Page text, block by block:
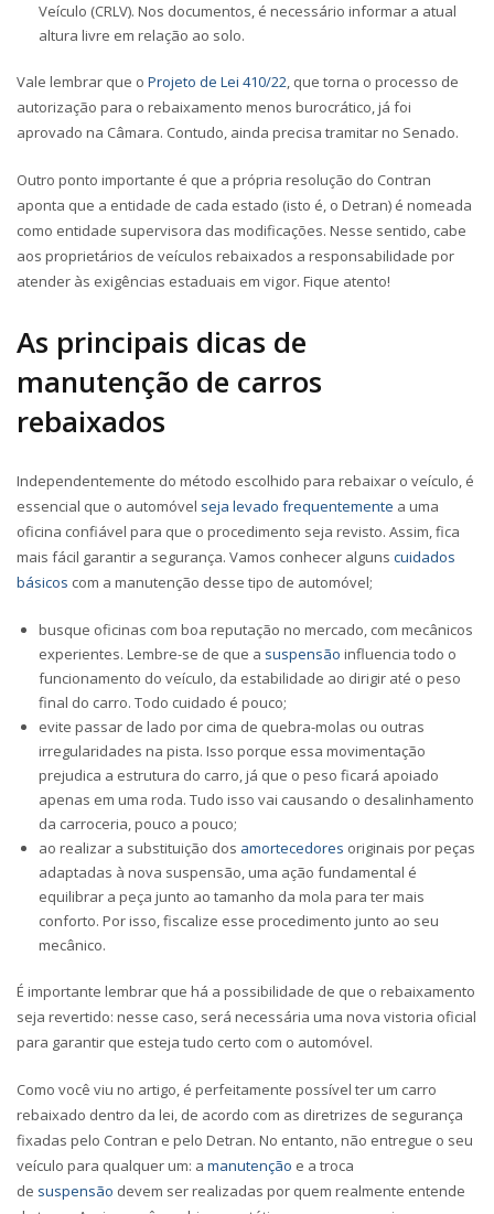
Veículo (CRLV). Nos documentos, é necessário informar a atual
altura livre em relação ao solo.
Vale lembrar que o Projeto de Lei 410/22, que torna o processo de
autorização para o rebaixamento menos burocrático, já foi
aprovado na Câmara. Contudo, ainda precisa tramitar no Senado.
Outro ponto importante é que a própria resolução do Contran
aponta que a entidade de cada estado (isto é, o Detran) é nomeada
como entidade supervisora das modificações. Nesse sentido, cabe
aos proprietários de veículos rebaixados a responsabilidade por
atender às exigências estaduais em vigor. Fique atento!
As principais dicas de
manutenção de carros
rebaixados
Independentemente do método escolhido para rebaixar o veículo, é
essencial que o automóvel seja levado frequentemente a uma
oficina confiável para que o procedimento seja revisto. Assim, fica
mais fácil garantir a segurança. Vamos conhecer alguns cuidados
básicos com a manutenção desse tipo de automóvel;
busque oficinas com boa reputação no mercado, com mecânicos
experientes. Lembre-se de que a suspensão influencia todo o
funcionamento do veículo, da estabilidade ao dirigir até o peso
final do carro. Todo cuidado é pouco;
evite passar de lado por cima de quebra-molas ou outras
irregularidades na pista. Isso porque essa movimentação
prejudica a estrutura do carro, já que o peso ficará apoiado
apenas em uma roda. Tudo isso vai causando o desalinhamento
da carroceria, pouco a pouco;
ao realizar a substituição dos amortecedores originais por peças
adaptadas à nova suspensão, uma ação fundamental é
equilibrar a peça junto ao tamanho da mola para ter mais
conforto. Por isso, fiscalize esse procedimento junto ao seu
mecânico.
É importante lembrar que há a possibilidade de que o rebaixamento
seja revertido: nesse caso, será necessária uma nova vistoria oficial
para garantir que esteja tudo certo com o automóvel.
Como você viu no artigo, é perfeitamente possível ter um carro
rebaixado dentro da lei, de acordo com as diretrizes de segurança
fixadas pelo Contran e pelo Detran. No entanto, não entregue o seu
veículo para qualquer um: a manutenção e a troca
de suspensão devem ser realizadas por quem realmente entende